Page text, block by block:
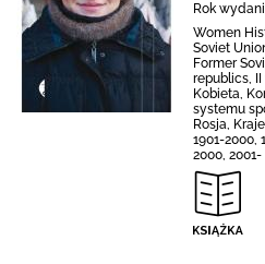
Rok
Women
Soviet
Former
republics, II
Kobieta,
systemu
Rosja,
1901-2000,
2000, 2001-